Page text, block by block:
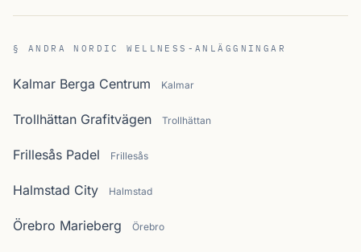
§ ANDRA NORDIC WELLNESS-ANLÄGGNINGAR
Kalmar Berga Centrum Kalmar
Trollhättan Grafitvägen Trollhättan
Frillesås Padel Frillesås
Halmstad City Halmstad
Örebro Marieberg Örebro